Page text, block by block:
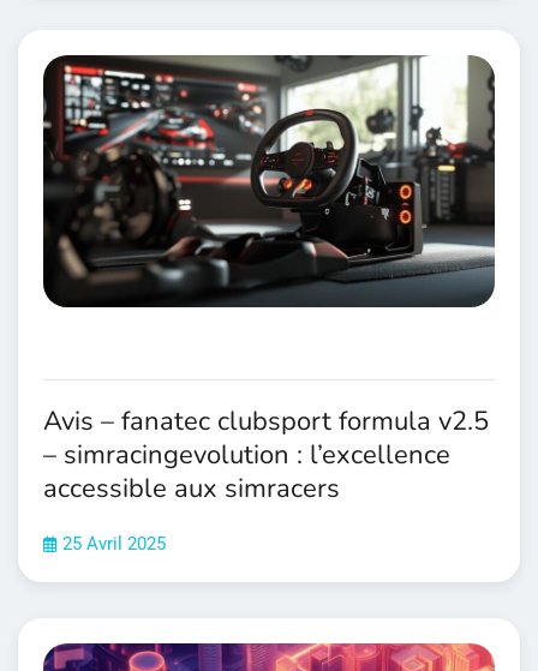
Avis – fanatec clubsport formula v2.5
– simracingevolution : l’excellence
accessible aux simracers
25 Avril 2025